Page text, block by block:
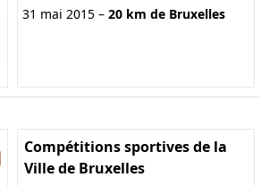
31 mai 2015 – 20 km de Bruxelles
Compétitions sportives de la
Ville de Bruxelles